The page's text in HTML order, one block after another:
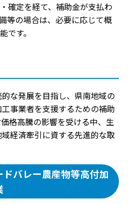
確定を経て、補助金が支払わ
等の場合は、必要に応じて概
です。
な発展を目指し、県南地域の
事業者を支援するための補助
格高騰の影響を受ける中、生
経済牽引に資する先進的な取
バレー農産物等高付加